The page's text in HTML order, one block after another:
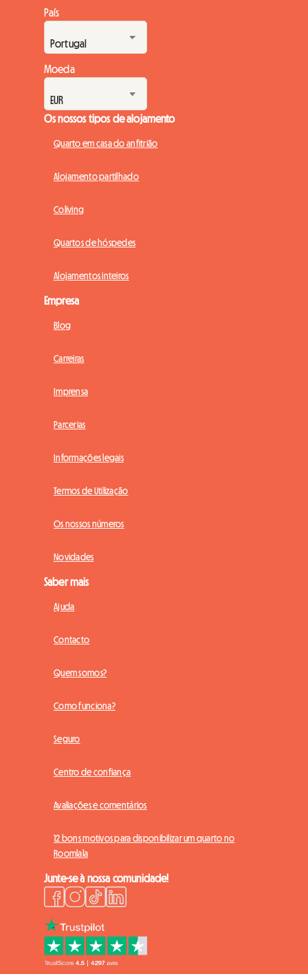
País
Moeda
Os nossos tipos de alojamento
Quarto em casa do anfitrião
Alojamento partilhado
Coliving
Quartos de hóspedes
Alojamentos inteiros
Empresa
Blog
Carreiras
Imprensa
Parcerias
Informações legais
Termos de Utilização
Os nossos números
Novidades
Saber mais
Ajuda
Contacto
Quem somos?
Como funciona?
Seguro
Centro de confiança
Avaliações e comentários
12 bons motivos para disponibilizar um quarto no
Roomlala
Junte-se à nossa comunidade!